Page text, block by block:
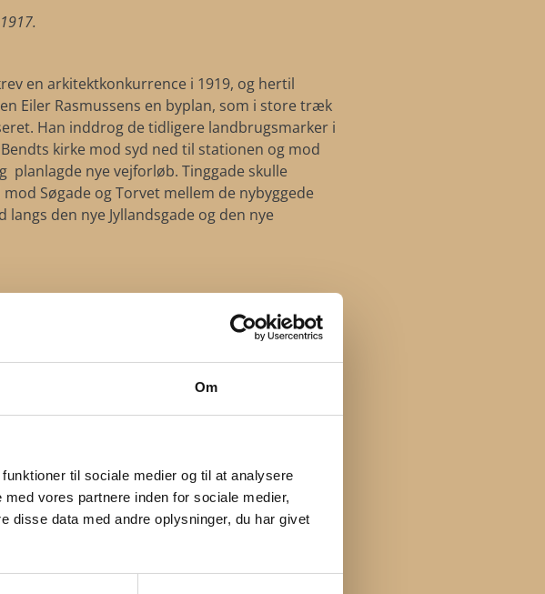
Om
til sociale medier og til at analysere
vores partnere inden for sociale medier,
disse data med andre oplysninger, du har givet
en arkitektkonkurrence i 1919, og hertil
Eiler Rasmussens en byplan, som i store træk
Han inddrog de tidligere landbrugsmarker i
kirke mod syd ned til stationen og mod
planlagde nye vejforløb. Tinggade skulle
Søgade og Torvet mellem de nybyggede
den nye Jyllandsgade og den nye